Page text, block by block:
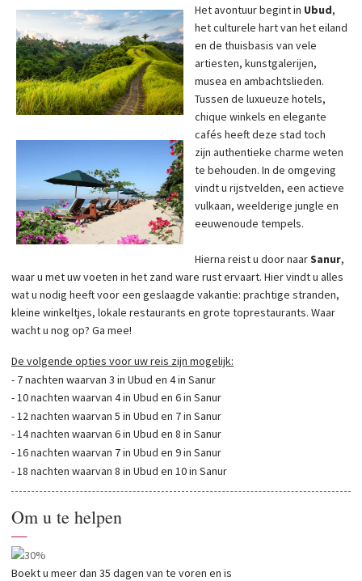
Het avontuur begint in Ubud,
het culturele hart van het eiland
en de thuisbasis van vele
artiesten, kunstgalerijen,
musea en ambachtslieden.
Tussen de luxueuze hotels,
chique winkels en elegante
cafés heeft deze stad toch
zijn authentieke charme weten
te behouden. In de omgeving
vindt u rijstvelden, een actieve
vulkaan, weelderige jungle en
eeuwenoude tempels.
Hierna reist u door naarSanur,
waar u met uw voeten in het zand ware rust ervaart. Hier vindt u alles
wat u nodig heeft voor een geslaagde vakantie: prachtige stranden,
kleine winkeltjes, lokale restaurants en grote toprestaurants. Waar
wacht u nog op? Ga mee!
De volgende opties voor uw reis zijn mogelijk:
- 7 nachten waarvan 3 in Ubud en 4 in Sanur
- 10 nachten waarvan 4 in Ubud en 6 in Sanur
- 12 nachten waarvan 5 in Ubud en 7 in Sanur
- 14 nachten waarvan 6 in Ubud en 8 in Sanur
- 16 nachten waarvan 7 in Ubud en 9 in Sanur
- 18 nachten waarvan 8 in Ubud en 10 in Sanur
Om u te helpen
—
Boekt u meer dan 35 dagen van te voren en is